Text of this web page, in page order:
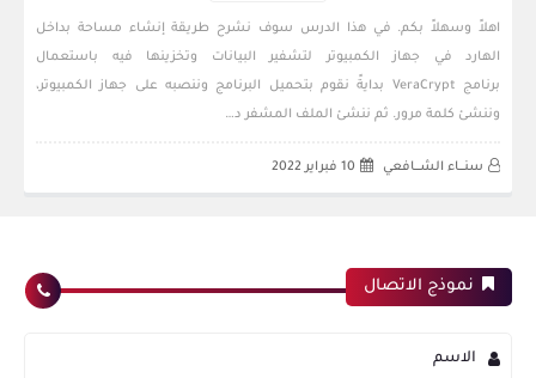
اهلاً وسهلاً بكم. في هذا الدرس سوف نشرح طريقة إنشاء مساحة بداخل
الهارد في جهاز الكمبيوتر لتشفير البيانات وتخزينها فيه باستعمال
برنامج VeraCrypt بدايةً نقوم بتحميل البرنامج وننصبه على جهاز الكمبيوتر،
وننشئ كلمة مرور. ثم ننشئ الملف المشفر د…
سنــــاء الشــــافعي 10 فبراير 2022
نموذج الاتصال
الاسم